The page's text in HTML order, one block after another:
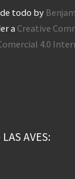
todo by
a Creative
4.0
AVES: